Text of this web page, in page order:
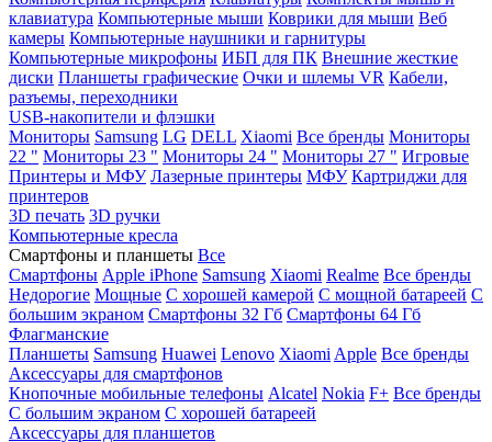
клавиатура Компьютерные мыши Коврики для мыши Веб
камеры Компьютерные наушники и гарнитуры
Компьютерные микрофоны ИБП для ПК Внешние жесткие
диски Планшеты графические Очки и шлемы VR Кабели,
разъемы, переходники
USB-накопители и флэшки
Мониторы Samsung LG DELL Xiaomi Все бренды Мониторы
22 " Мониторы 23 " Мониторы 24 " Мониторы 27 " Игровые
Принтеры и МФУ Лазерные принтеры МФУ Картриджи для
принтеров
3D печать 3D ручки
Компьютерные кресла
Смартфоны и планшеты Все
Смартфоны Apple iPhone Samsung Xiaomi Realme Все бренды
Недорогие Мощные С хорошей камерой С мощной батареей С
большим экраном Смартфоны 32 Гб Смартфоны 64 Гб
Флагманские
Планшеты Samsung Huawei Lenovo Xiaomi Apple Все бренды
Аксессуары для смартфонов
Кнопочные мобильные телефоны Alcatel Nokia F+ Все бренды
С большим экраном С хорошей батареей
Аксессуары для планшетов